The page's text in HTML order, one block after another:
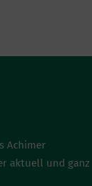
Achimer
aktuell und ganz